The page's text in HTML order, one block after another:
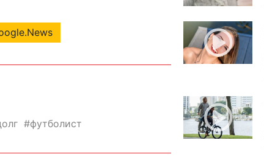
футболист